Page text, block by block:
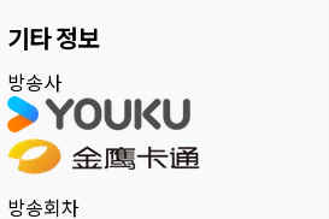
기타 정보
방송사
방송회차